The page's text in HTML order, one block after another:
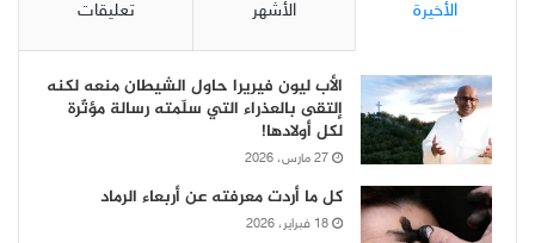
الأخيرة الأشهر تعليقات
الأب ليون فيريرا حاول الشيطان منعه لكنه
إلتقى بالعذراء التي سلّمته رسالة مؤثّرة
لكل أولادها!
27 مارس، 2026
كل ما أردت معرفته عن أربعاء الرماد
18 فبراير، 2026